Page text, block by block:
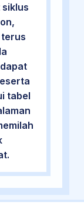
siklus
terus
tabel